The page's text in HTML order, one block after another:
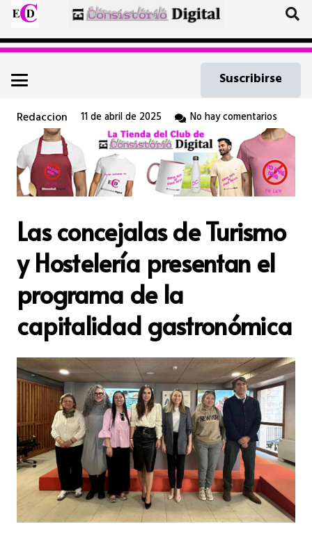
Suscribirse
Redaccion 11 de abril de 2025 No hay comentarios
Las concejalas de Turismo
y Hostelería presentan el
programa de la
capitalidad gastronómica